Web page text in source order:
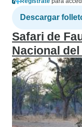
Descargar
Safari de
Nacional